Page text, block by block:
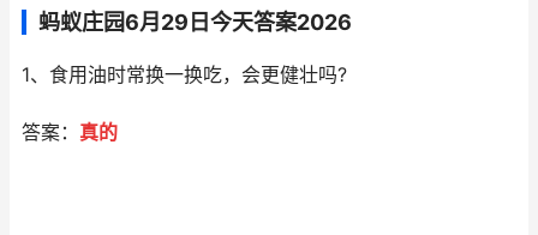
蚂蚁庄园6月29日今天答案2026
1、食用油时常换一换吃，会更健壮吗?
答案： 真的